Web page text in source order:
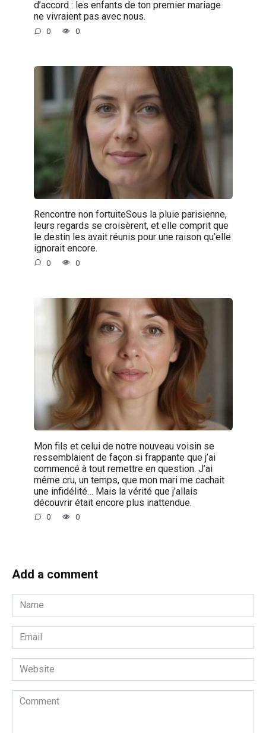
d’accord : les enfants de ton premier mariage
ne vivraient pas avec nous.
0 0
Rencontre non fortuiteSous la pluie parisienne,
leurs regards se croisèrent, et elle comprit que
le destin les avait réunis pour une raison qu’elle
ignorait encore.
0 0
Mon fils et celui de notre nouveau voisin se
ressemblaient de façon si frappante que j’ai
commencé à tout remettre en question. J’ai
même cru, un temps, que mon mari me cachait
une infidélité… Mais la vérité que j’allais
découvrir était encore plus inattendue.
0 0
Add a comment
Name
*
Email
*
Website
Comment